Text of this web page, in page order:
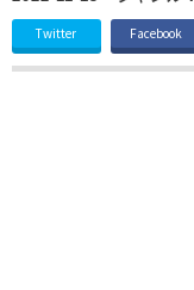
Twitter Facebook